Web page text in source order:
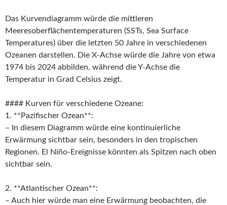
Das Kurvendiagramm würde die mittleren
Meeresoberflächentemperaturen (SSTs, Sea Surface
Temperatures) über die letzten 50 Jahre in verschiedenen
Ozeanen darstellen. Die X-Achse würde die Jahre von etwa
1974 bis 2024 abbilden, während die Y-Achse die
Temperatur in Grad Celsius zeigt.
#### Kurven für verschiedene Ozeane:
1. **Pazifischer Ozean**:
– In diesem Diagramm würde eine kontinuierliche
Erwärmung sichtbar sein, besonders in den tropischen
Regionen. El Niño-Ereignisse könnten als Spitzen nach oben
sichtbar sein.
2. **Atlantischer Ozean**:
– Auch hier würde man eine Erwärmung beobachten, die